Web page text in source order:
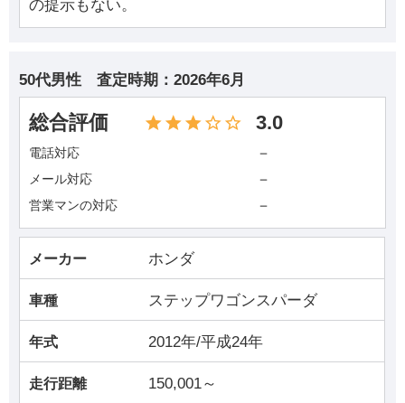
の提示もない。
50代男性 査定時期： 2026年6月
総合評価 3.0
電話対応 －
メール対応 －
営業マンの対応 －
メーカー ホンダ
車種 ステップワゴンスパーダ
年式 2012年/平成24年
走行距離 150,001～